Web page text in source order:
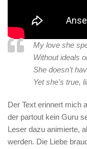
My love she
Without ideals
She doesn’t
Yet she’s true,
Der Text erinnert mich
der partout kein Guru
Leser dazu animierte,
werden. Die Liebe